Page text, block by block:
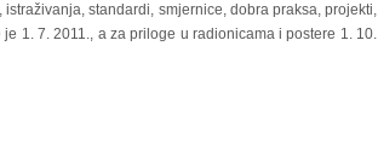
standardi, smjernice, dobra praksa, projekti,
1. 7. 2011., a za priloge u radionicama i postere 1. 10.